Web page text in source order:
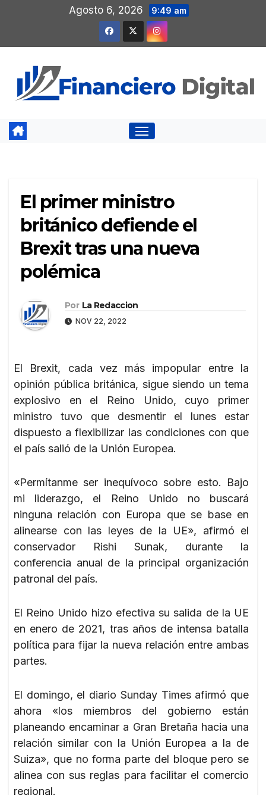
contenido
Agosto 6, 2026 9:49 am
El primer ministro
británico defiende el
Brexit tras una nueva
polémica
Por La Redaccion
NOV 22, 2022
El Brexit, cada vez más impopular entre la
opinión pública británica, sigue siendo un tema
explosivo en el Reino Unido, cuyo primer
ministro tuvo que desmentir el lunes estar
dispuesto a flexibilizar las condiciones con que
el país salió de la Unión Europea.
«Permítanme ser inequívoco sobre esto. Bajo
mi liderazgo, el Reino Unido no buscará
ninguna relación con Europa que se base en
alinearse con las leyes de la UE», afirmó el
conservador Rishi Sunak, durante la
conferencia anual de la principal organización
patronal del país.
El Reino Unido hizo efectiva su salida de la UE
en enero de 2021, tras años de intensa batalla
política para fijar la nueva relación entre ambas
partes.
El domingo, el diario Sunday Times afirmó que
ahora «los miembros del gobierno están
planeando encaminar a Gran Bretaña hacia una
relación similar con la Unión Europea a la de
Suiza», que no forma parte del bloque pero se
alinea con sus reglas para facilitar el comercio
regional.